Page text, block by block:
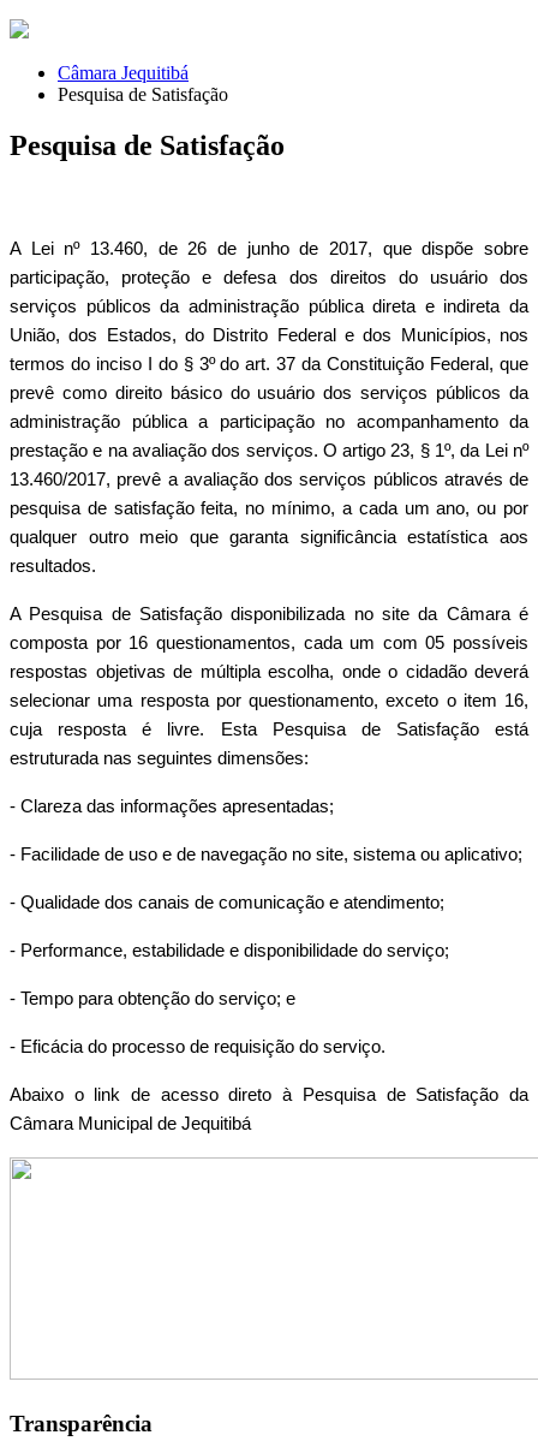
Câmara Jequitibá
Pesquisa de Satisfação
Pesquisa de Satisfação
A Lei nº 13.460, de 26 de junho de 2017, que dispõe sobre
participação, proteção e defesa dos direitos do usuário dos
serviços públicos da administração pública direta e indireta da
União, dos Estados, do Distrito Federal e dos Municípios, nos
termos do inciso I do § 3º do art. 37 da Constituição Federal, que
prevê como direito básico do usuário dos serviços públicos da
administração pública a participação no acompanhamento da
prestação e na avaliação dos serviços. O artigo 23, § 1º, da Lei nº
13.460/2017, prevê a avaliação dos serviços públicos através de
pesquisa de satisfação feita, no mínimo, a cada um ano, ou por
qualquer outro meio que garanta significância estatística aos
resultados.
A Pesquisa de Satisfação disponibilizada no site da Câmara é
composta por 16 questionamentos, cada um com 05 possíveis
respostas objetivas de múltipla escolha, onde o cidadão deverá
selecionar uma resposta por questionamento, exceto o item 16,
cuja resposta é livre. Esta Pesquisa de Satisfação está
estruturada nas seguintes dimensões:
- Clareza das informações apresentadas;
- Facilidade de uso e de navegação no site, sistema ou aplicativo;
- Qualidade dos canais de comunicação e atendimento;
- Performance, estabilidade e disponibilidade do serviço;
- Tempo para obtenção do serviço; e
- Eficácia do processo de requisição do serviço.
Abaixo o link de acesso direto à Pesquisa de Satisfação da
Câmara Municipal de Jequitibá
Transparência